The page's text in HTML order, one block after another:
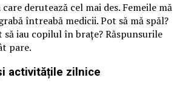
derutează cel mai des. Femeile mă
întreabă medicii. Pot să mă spăl?
iau copilul în brațe? Răspunsurile
pare.
activitățile zilnice